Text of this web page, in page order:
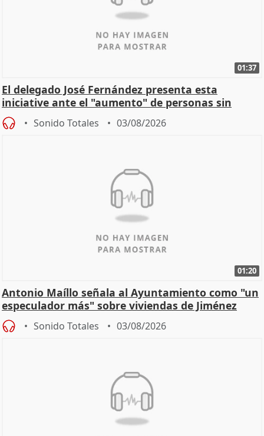
01:37
El delegado José Fernández presenta esta
iniciative ante el "aumento" de personas sin
hogar en Madri
Sonido Totales 03/08/2026
01:20
Antonio Maíllo señala al Ayuntamiento como "un
especulador más" sobre viviendas de Jiménez
Becerril
Sonido Totales 03/08/2026